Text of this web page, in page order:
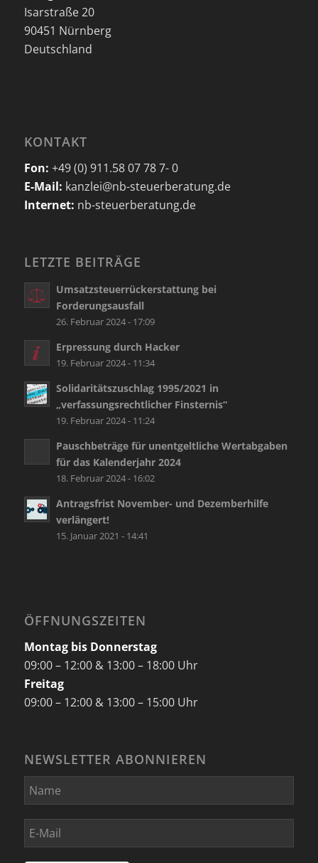
Isarstraße 20
90451 Nürnberg
Deutschland
KONTAKT
Fon: +49 (0) 911.58 07 78 7- 0
E-Mail: kanzlei@nb-steuerberatung.de
Internet: nb-steuerberatung.de
LETZTE BEITRÄGE
Umsatzsteuerrückerstattung bei
Forderungsausfall
26. Februar 2024 - 17:09
Erpressung durch Hacker
19. Februar 2024 - 11:34
Solidaritätszuschlag 1995/2021 in
„verfassungsrechtlicher Finsternis“
19. Februar 2024 - 11:24
Pauschbeträge für unentgeltliche Wertabgaben
für das Kalenderjahr 2024
18. Februar 2024 - 16:02
Antragsfrist November- und Dezemberhilfe
verlängert!
15. Januar 2021 - 14:41
ÖFFNUNGSZEITEN
Montag bis Donnerstag
09:00 – 12:00 & 13:00 – 18:00 Uhr
Freitag
09:00 – 12:00 & 13:00 – 15:00 Uhr
NEWSLETTER ABONNIEREN